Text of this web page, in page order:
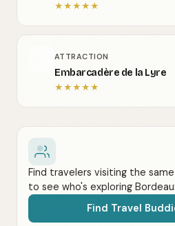
★★★★★
ATTRACTION
Embarcadère de la Lyre
★★★★★
Find travelers visiting the
to see who's exploring
Find Travel